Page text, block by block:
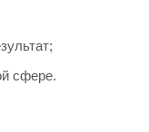
сфере.